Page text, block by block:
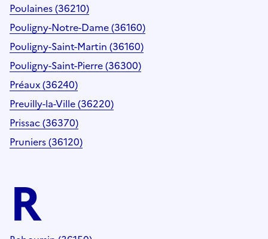
Poulaines (36210)
Pouligny-Notre-Dame (36160)
Pouligny-Saint-Martin (36160)
Pouligny-Saint-Pierre (36300)
Préaux (36240)
Preuilly-la-Ville (36220)
Prissac (36370)
Pruniers (36120)
R